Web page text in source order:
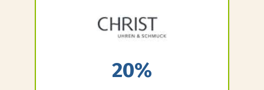
20%